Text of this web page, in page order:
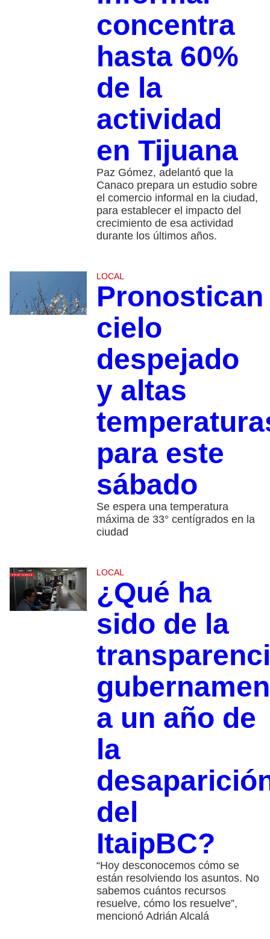
concentra
hasta 60%
de la
actividad
en Tijuana
Paz Gómez, adelantó que la
Canaco prepara un estudio sobre
el comercio informal en la ciudad,
para establecer el impacto del
crecimiento de esa actividad
durante los últimos años.
LOCAL
Pronostican
cielo
despejado
y altas
para este
sábado
Se espera una temperatura
máxima de 33° centígrados en la
ciudad
LOCAL
¿Qué ha
sido de la
a un año de
la
del
ItaipBC?
“Hoy desconocemos cómo se
están resolviendo los asuntos. No
sabemos cuántos recursos
resuelve, cómo los resuelve”,
mencionó Adrián Alcalá